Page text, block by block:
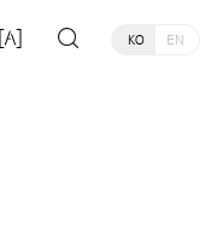
KO EN